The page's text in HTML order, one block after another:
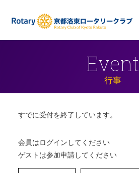
Event
行事
すでに受付を終了しています。
会員はログインしてください
ゲストは参加申請してください